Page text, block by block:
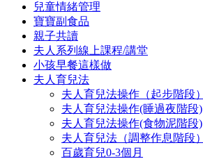
兒童情緒管理
寶寶副食品
親子共讀
夫人系列線上課程/講堂
小孩早餐這樣做
夫人育兒法
夫人育兒法操作（起步階段）
夫人育兒法操作(睡過夜階段)
夫人育兒法操作(食物泥階段)
夫人育兒法（調整作息階段）
百歲育兒0-3個月